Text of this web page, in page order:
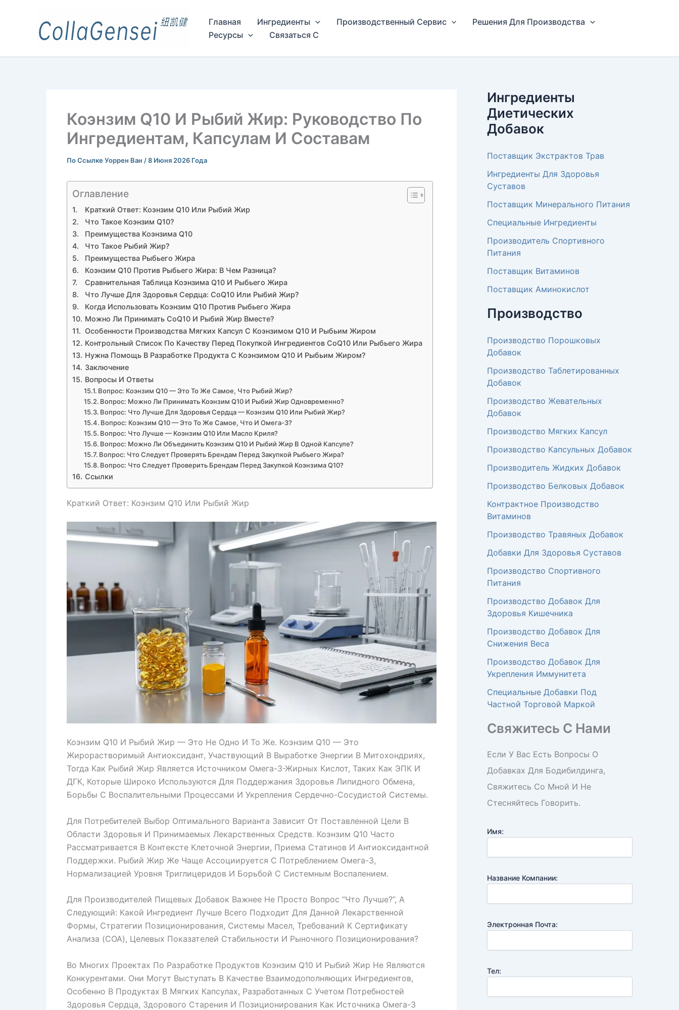
Главная Ингредиенты Производственный Сервис
Решения Для Производства
Ресурсы
Связаться С
Коэнзим Q10 И Рыбий Жир: Руководство По
Ингредиентам, Капсулам И Составам
По СсылкеУоррен Ван /8 Июня 2026 Года
Оглавление
Краткий Ответ: Коэнзим Q10 Или Рыбий Жир
Что Такое Коэнзим Q10?
Преимущества Коэнзима Q10
Что Такое Рыбий Жир?
Преимущества Рыбьего Жира
Коэнзим Q10 Против Рыбьего Жира: В Чем Разница?
Сравнительная Таблица Коэнзима Q10 И Рыбьего Жира
Что Лучше Для Здоровья Сердца: CoQ10 Или Рыбий Жир?
Когда Использовать Коэнзим Q10 Против Рыбьего Жира
Можно Ли Принимать CoQ10 И Рыбий Жир Вместе?
Особенности Производства Мягких Капсул С Коэнзимом Q10 И Рыбьим Жиром
Контрольный Список По Качеству Перед Покупкой Ингредиентов CoQ10 Или Рыбьего Жира
Нужна Помощь В Разработке Продукта С Коэнзимом Q10 И Рыбьим Жиром?
Заключение
Вопросы И Ответы
Вопрос: Коэнзим Q10 — Это То Же Самое, Что Рыбий Жир?
Вопрос: Можно Ли Принимать Коэнзим Q10 И Рыбий Жир Одновременно?
Вопрос: Что Лучше Для Здоровья Сердца — Коэнзим Q10 Или Рыбий Жир?
Вопрос: Коэнзим Q10 — Это То Же Самое, Что И Омега-3?
Вопрос: Что Лучше — Коэнзим Q10 Или Масло Криля?
Вопрос: Можно Ли Объединить Коэнзим Q10 И Рыбий Жир В Одной Капсуле?
Вопрос: Что Следует Проверять Брендам Перед Закупкой Рыбьего Жира?
Вопрос: Что Следует Проверить Брендам Перед Закупкой Коэнзима Q10?
Ссылки
Краткий Ответ: Коэнзим Q10 Или Рыбий Жир
Коэнзим Q10 И Рыбий Жир — Это Не Одно И То Же. Коэнзим Q10 — Это
Жирорастворимый Антиоксидант, Участвующий В Выработке Энергии В Митохондриях,
Тогда Как Рыбий Жир Является Источником Омега-3-Жирных Кислот, Таких Как ЭПК И
ДГК, Которые Широко Используются Для Поддержания Здоровья Липидного Обмена,
Борьбы С Воспалительными Процессами И Укрепления Сердечно-Сосудистой Системы.
Для Потребителей Выбор Оптимального Варианта Зависит От Поставленной Цели В
Области Здоровья И Принимаемых Лекарственных Средств. Коэнзим Q10 Часто
Рассматривается В Контексте Клеточной Энергии, Приема Статинов И Антиоксидантной
Поддержки. Рыбий Жир Же Чаще Ассоциируется С Потреблением Омега-3,
Нормализацией Уровня Триглицеридов И Борьбой С Системным Воспалением.
Для Производителей Пищевых Добавок Важнее Не Просто Вопрос “что Лучше?”, А
Следующий: Какой Ингредиент Лучше Всего Подходит Для Данной Лекарственной
Формы, Стратегии Позиционирования, Системы Масел, Требований К Сертификату
Анализа (COA), Целевых Показателей Стабильности И Рыночного Позиционирования?
Во Многих Проектах По Разработке Продуктов Коэнзим Q10 И Рыбий Жир Не Являются
Конкурентами. Они Могут Выступать В Качестве Взаимодополняющих Ингредиентов,
Особенно В Продуктах В Мягких Капсулах, Разработанных С Учетом Потребностей
Здоровья Сердца, Здорового Старения И Позиционирования Как Источника Омега-3
Ингредиенты
Диетических
Добавок
Поставщик Экстрактов Трав
Ингредиенты Для Здоровья
Суставов
Поставщик Минерального Питания
Специальные Ингредиенты
Производитель Спортивного
Питания
Поставщик Витаминов
Поставщик Аминокислот
Производство
Производство Порошковых
Добавок
Производство Таблетированных
Добавок
Производство Жевательных
Добавок
Производство Мягких Капсул
Производство Капсульных Добавок
Производитель Жидких Добавок
Производство Белковых Добавок
Контрактное Производство
Витаминов
Производство Травяных Добавок
Добавки Для Здоровья Суставов
Производство Спортивного
Питания
Производство Добавок Для
Здоровья Кишечника
Производство Добавок Для
Снижения Веса
Производство Добавок Для
Укрепления Иммунитета
Специальные Добавки Под
Частной Торговой Маркой
Свяжитесь С Нами
Если У Вас Есть Вопросы О
Добавках Для Бодибилдинга,
Свяжитесь Со Мной И Не
Стесняйтесь Говорить.
Имя:
Название Компании:
Электронная Почта:
Тел: